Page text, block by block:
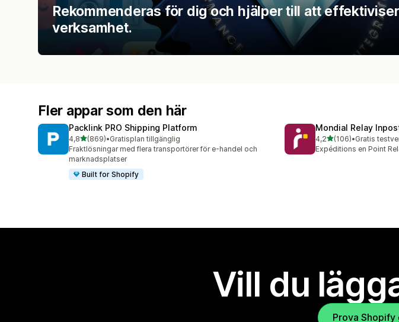
Rekommenderas för dig och hjälper till att
verksamhet.
Fler appar som den här
Packlink PRO Shipping Platform
4,8av 5 stjärnor
(869)
869 recensioner totalt
•Gratisplan tillgänglig
Fraktlösningar med flera transportörer för e-handel och
marknadsplatser
Built for Shopify
Mondial Relay
4,2av 5 stjärnor
(106)
106 recensioner totalt
•Gratis
Expéditions en Point
Vill du
Prova Shopify